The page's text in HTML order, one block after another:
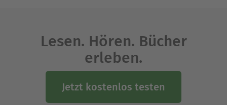
Lesen. Hören. Bücher
erleben.
Jetzt kostenlos testen